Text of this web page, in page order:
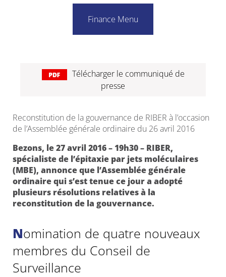
Finance Menu
Télécharger le communiqué de
presse
Reconstitution de la gouvernance de RIBER à l’occasion
de l’Assemblée générale ordinaire du 26 avril 2016
Bezons, le 27 avril 2016 – 19h30 – RIBER,
spécialiste de l’épitaxie par jets moléculaires
(MBE), annonce que l’Assemblée générale
ordinaire qui s’est tenue ce jour a adopté
plusieurs résolutions relatives à la
reconstitution de la gouvernance.
Nomination de quatre nouveaux
membres du Conseil de
Surveillance